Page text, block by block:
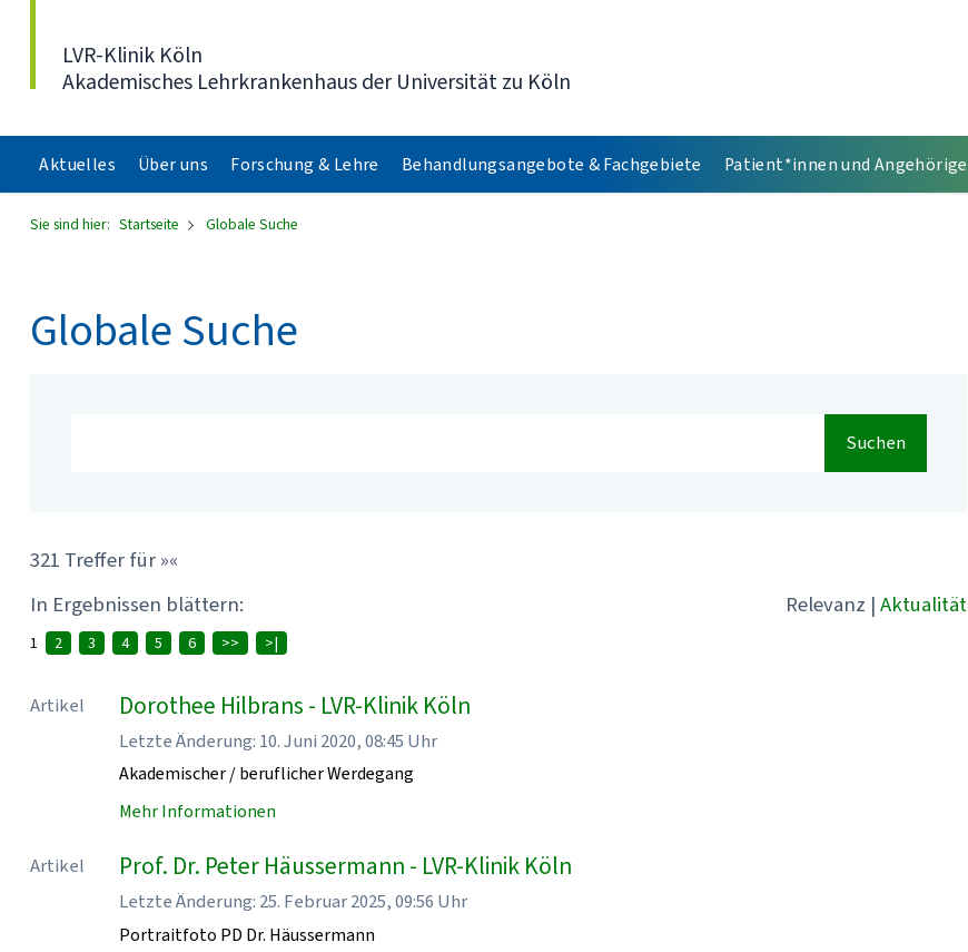
LVR-Klinik Köln
Akademisches Lehrkrankenhaus der Universität zu Köln
Aktuelles Über uns Forschung & Lehre Behandlungsangebote & Fachgebiete Patient*innen und Angehörige
Sie sind hier: Startseite Globale Suche
Globale Suche
Suchen
321 Treffer für »«
In Ergebnissen blättern:
Relevanz | Aktualität
1 2 3 4 5 6 >> >|
Artikel Dorothee Hilbrans - LVR-Klinik Köln
Letzte Änderung: 10. Juni 2020, 08:45 Uhr
Akademischer / beruflicher Werdegang
Mehr Informationen
Artikel Prof. Dr. Peter Häussermann - LVR-Klinik Köln
Letzte Änderung: 25. Februar 2025, 09:56 Uhr
Portraitfoto PD Dr. Häussermann